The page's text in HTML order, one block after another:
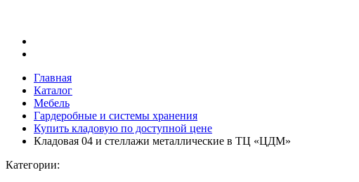
Главная
Каталог
Мебель
Гардеробные и системы хранения
Купить кладовую по доступной цене
Кладовая 04 и стеллажи металлические в ТЦ «ЦДМ»
Категории: